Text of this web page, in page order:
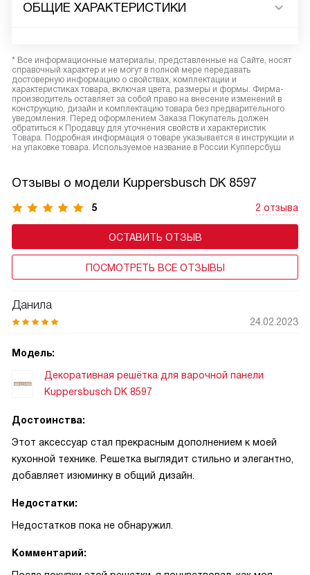
ОБЩИЕ ХАРАКТЕРИСТИКИ
* Все информационные материалы, представленные на Сайте, носят
справочный характер и не могут в полной мере передавать
достоверную информацию о свойствах, комплектации и
характеристиках товара, включая цвета, размеры и формы. Фирма-
производитель оставляет за собой право на внесение изменений в
конструкцию, дизайн и комплектацию товара без предварительного
уведомления. Перед оформлением Заказа Покупатель должен
обратиться к Продавцу для уточнения свойств и характеристик
Товара. Подробная информация о товаре указывается в инструкции и
на упаковке товара. Используемое название в России Купперсбуш
Отзывы о модели Kuppersbusch DK 8597
5 2 отзыва
ОСТАВИТЬ ОТЗЫВ
ПОСМОТРЕТЬ ВСЕ ОТЗЫВЫ
Данила
24.02.2023
Модель:
Декоративная решётка для варочной панели
Kuppersbusch DK 8597
Достоинства:
Этот аксессуар стал прекрасным дополнением к моей
кухонной технике. Решетка выглядит стильно и элегантно,
добавляет изюминку в общий дизайн.
Недостатки:
Недостатков пока не обнаружил.
Комментарий: